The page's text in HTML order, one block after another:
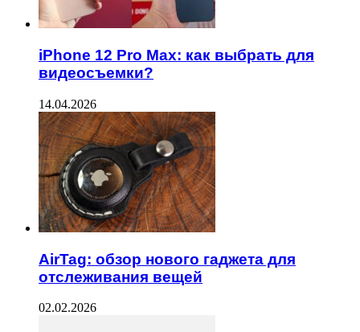
iPhone 12 Pro Max: как выбрать для
видеосъемки?
14.04.2026
AirTag: обзор нового гаджета для
отслеживания вещей
02.02.2026